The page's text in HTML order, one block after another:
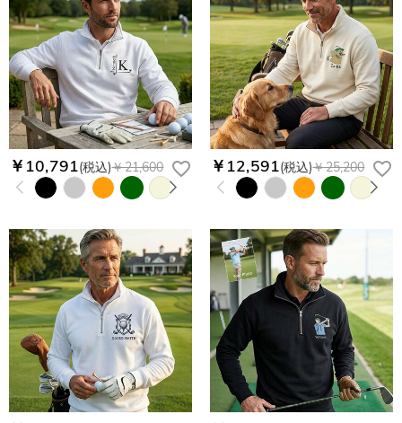
￥10,791(税込)￥21,600 ￥12,591(税込)￥25,200